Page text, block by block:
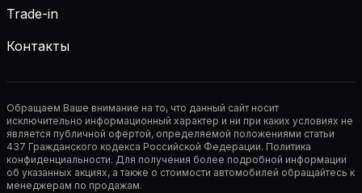
Trade-in
Контакты
Обращаем Ваше внимание на то, что данный сайт носит
исключительно информационный характер и ни при каких условиях не
является публичной офертой, определяемой положениями статьи
437 Гражданского кодекса Российской Федерации. Политика
конфиденциальности. Для получения более подробной информации
об указанных акциях, а также о стоимости автомобилей обращайтесь к
менеджерам по продажам.